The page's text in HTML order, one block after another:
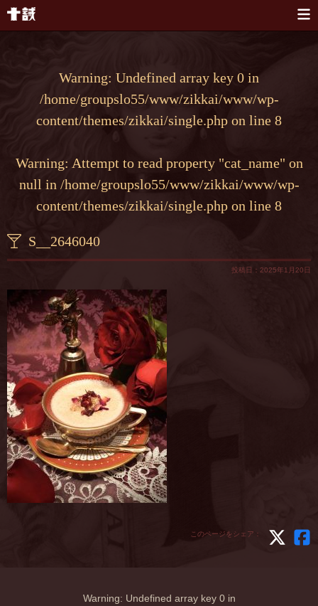
Warning: Undefined array key 0 in
/home/groupslo55/www/zikkai/www/wp-
content/themes/zikkai/single.php on line 8
Warning: Attempt to read property "cat_name" on
null in /home/groupslo55/www/zikkai/www/wp-
content/themes/zikkai/single.php on line 8
S__2646040
投稿日：2025年1月20日
このページをシェア：
Warning: Undefined array key 0 in